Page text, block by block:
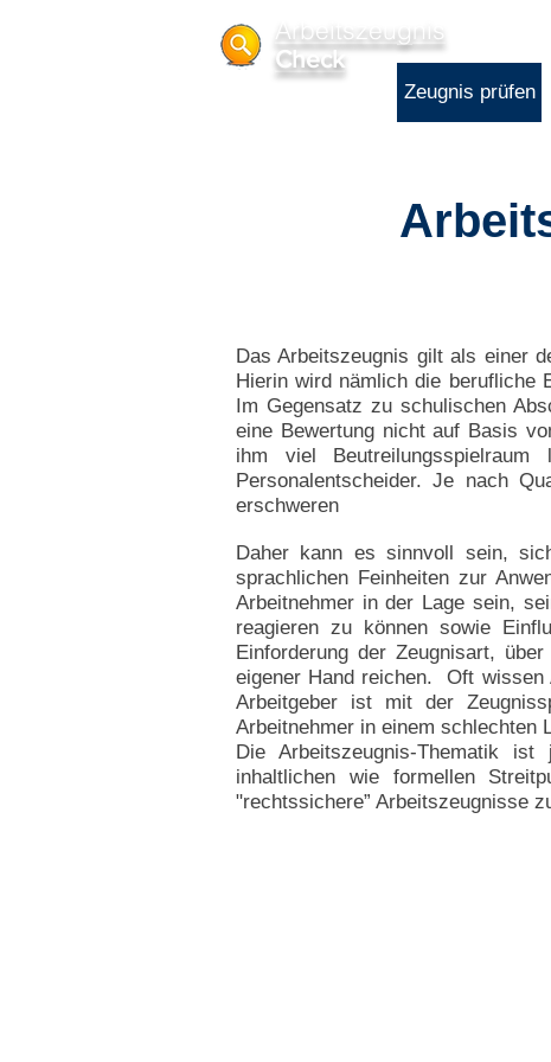
Arbeitszeugnis
Check
Zeugnis prüfen
Das Arbeitszeugnis gilt als einer
Hierin wird nämlich die berufliche
Im Gegensatz zu schulischen
eine Bewertung nicht auf Basis
ihm viel
Personalentscheider. Je nach
erschweren
Daher kann es sinnvoll sein,
sprachlichen Feinheiten zur
Arbeitnehmer in der Lage sein,
reagieren zu können sowie
Einforderung der Zeugnisart,
eigener Hand reichen. Oft wissen
Arbeitgeber ist mit der
Arbeitnehmer in einem schlechten
Die Arbeitszeugnis-Thematik
inhaltlichen wie formellen
"rechtssichere” Arbeitszeugnisse